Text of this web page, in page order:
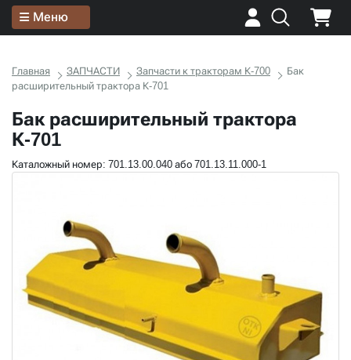
Меню
Главная ЗАПЧАСТИ Запчасти к тракторам К-700
Бак
расширительный трактора К-701
Бак расширительный трактора
К-701
Каталожный номер: 701.13.00.040 або 701.13.11.000-1